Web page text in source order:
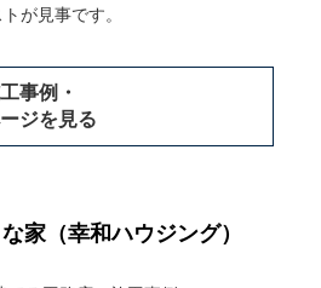
が見事です。
事例・
ジを見る
家（幸和ハウジング）